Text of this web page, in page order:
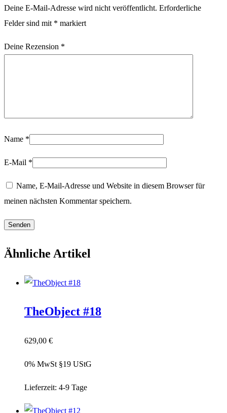
Deine E-Mail-Adresse wird nicht veröffentlicht. Erforderliche
Felder sind mit * markiert
Deine Rezension *
Name *
E-Mail *
Name, E-Mail-Adresse und Website in diesem Browser für
meinen nächsten Kommentar speichern.
Ähnliche Artikel
TheObject #18
629,00 €
0% MwSt §19 UStG
Lieferzeit: 4-9 Tage